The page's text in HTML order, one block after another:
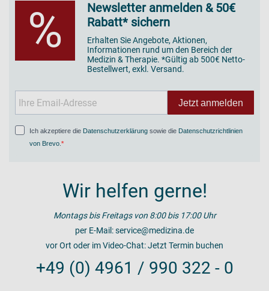
%
Newsletter anmelden & 50€
Rabatt* sichern
Erhalten Sie Angebote, Aktionen,
Informationen rund um den Bereich der
Medizin & Therapie. *Gültig ab 500€ Netto-
Bestellwert, exkl. Versand.
Jetzt anmelden
Ich akzeptiere die Datenschutzerklärung sowie die Datenschutzrichtlinien
von Brevo
Wir helfen gerne!
Montags bis Freitags von 8:00 bis 17:00 Uhr
per E-Mail:service@medizina.de
vor Ort oder im Video-Chat:Jetzt Termin buchen
+49 (0) 4961 / 990 322 - 0